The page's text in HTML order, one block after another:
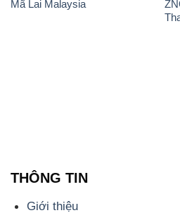
Chính sách và quy định chung
Tin tức